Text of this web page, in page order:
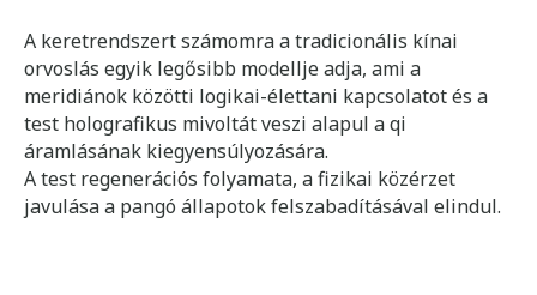
A keretrendszert számomra a tradicionális kínai
orvoslás egyik legősibb modellje adja, ami a
meridiánok közötti logikai-élettani kapcsolatot és a
test holografikus mivoltát veszi alapul a qi
áramlásának kiegyensúlyozására.
A test regenerációs folyamata, a fizikai közérzet
javulása a pangó állapotok felszabadításával elindul.